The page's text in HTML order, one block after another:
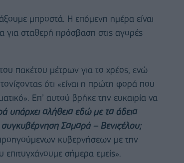
μπροστά. Η επόμενη ημέρα είναι
για σταθερή πρόσβαση στις αγορές
πακέτου μέτρων για το χρέος, ενώ
ότι «είναι η πρώτη φορά που
Επ’ αυτού βρήκε την ευκαιρία να
υπάρχει αλήθεια εδώ με τα άδεια
Σαμαρά – Βενιζέλου;
προηγούμενων κυβερνήσεων με την
σήμερα εμείς».